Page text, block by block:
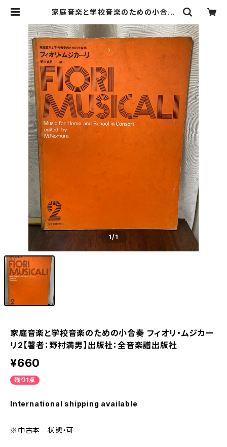
家庭音楽と学校音楽のための小合奏
男】出版社：全音楽譜出版社 | Birds'
Tale Collective
1/1
家庭音楽と学校音楽のための小合奏 フィオリ・ムジカー
リ2【著者：野村満男】出版社：全音楽譜出版社
¥660
残り1点
International shipping available
※中古本 状態・可